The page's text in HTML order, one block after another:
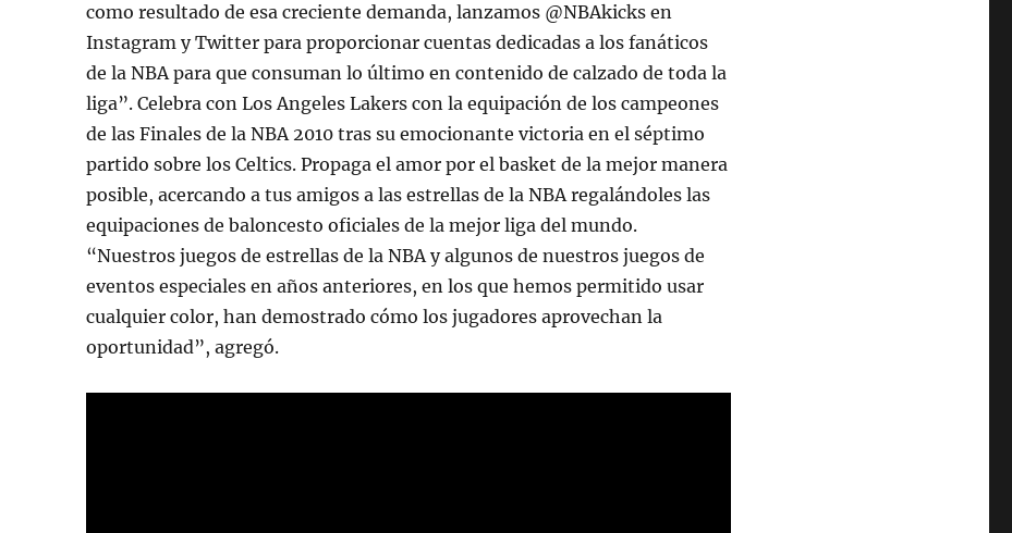
como resultado de esa creciente demanda, lanzamos @NBAkicks en
Instagram y Twitter para proporcionar cuentas dedicadas a los fanáticos
de la NBA para que consuman lo último en contenido de calzado de toda la
liga”. Celebra con Los Angeles Lakers con la equipación de los campeones
de las Finales de la NBA 2010 tras su emocionante victoria en el séptimo
partido sobre los Celtics. Propaga el amor por el basket de la mejor manera
posible, acercando a tus amigos a las estrellas de la NBA regalándoles las
equipaciones de baloncesto oficiales de la mejor liga del mundo.
“Nuestros juegos de estrellas de la NBA y algunos de nuestros juegos de
eventos especiales en años anteriores, en los que hemos permitido usar
cualquier color, han demostrado cómo los jugadores aprovechan la
oportunidad”, agregó.